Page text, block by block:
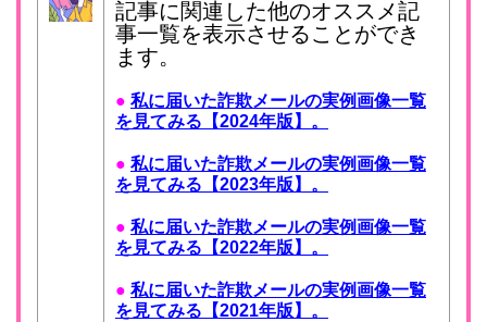
記事に関連した他のオススメ記
事一覧を表示させることができ
ます。
● 私に届いた詐欺メールの実例画像一覧
を見てみる【2024年版】。
● 私に届いた詐欺メールの実例画像一覧
を見てみる【2023年版】。
● 私に届いた詐欺メールの実例画像一覧
を見てみる【2022年版】。
● 私に届いた詐欺メールの実例画像一覧
を見てみる【2021年版】。